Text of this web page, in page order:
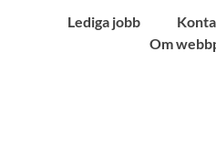
Lediga jobb
Om